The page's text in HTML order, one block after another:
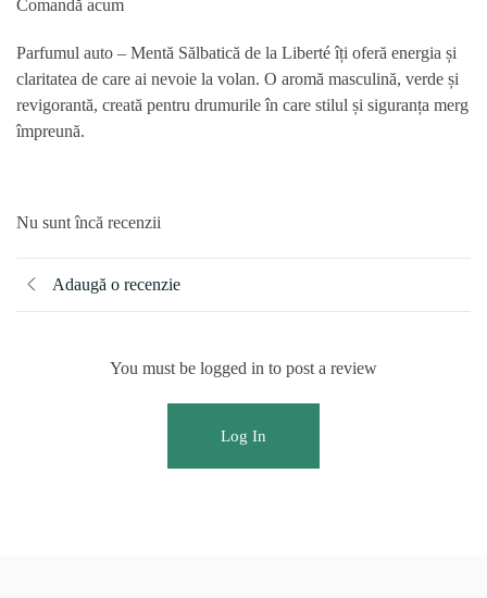
Comandă acum
Parfumul auto – Mentă Sălbatică de la Libertéîți oferă energia și
claritatea de care ai nevoie la volan. O aromă masculină, verde și
revigorantă, creată pentru drumurile în care stilul și siguranța merg
împreună.
Nu sunt încă recenzii
Adaugă o recenzie
You must be logged in to post a review
Log In